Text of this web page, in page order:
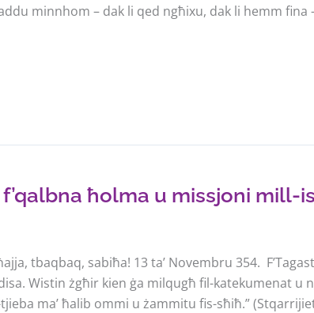
minnhom – dak li qed ngħixu, dak li hemm fina
ħolma u missjoni mill-
tbaqbaq, sabiħa! 13 ta’ Novembru 354.
Wistin żgħir kien ġa milqugħ fil-katekumenat u
ma’ ħalib ommi u żammitu fis-sħiħ.”